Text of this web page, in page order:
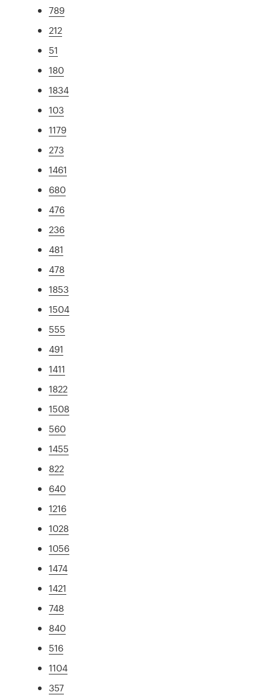
789
212
51
180
1834
103
1179
273
1461
680
476
236
481
478
1853
1504
555
491
1411
1822
1508
560
1455
822
640
1216
1028
1056
1474
1421
748
840
516
1104
357